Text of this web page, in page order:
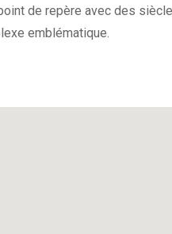
de repère avec des
emblématique.